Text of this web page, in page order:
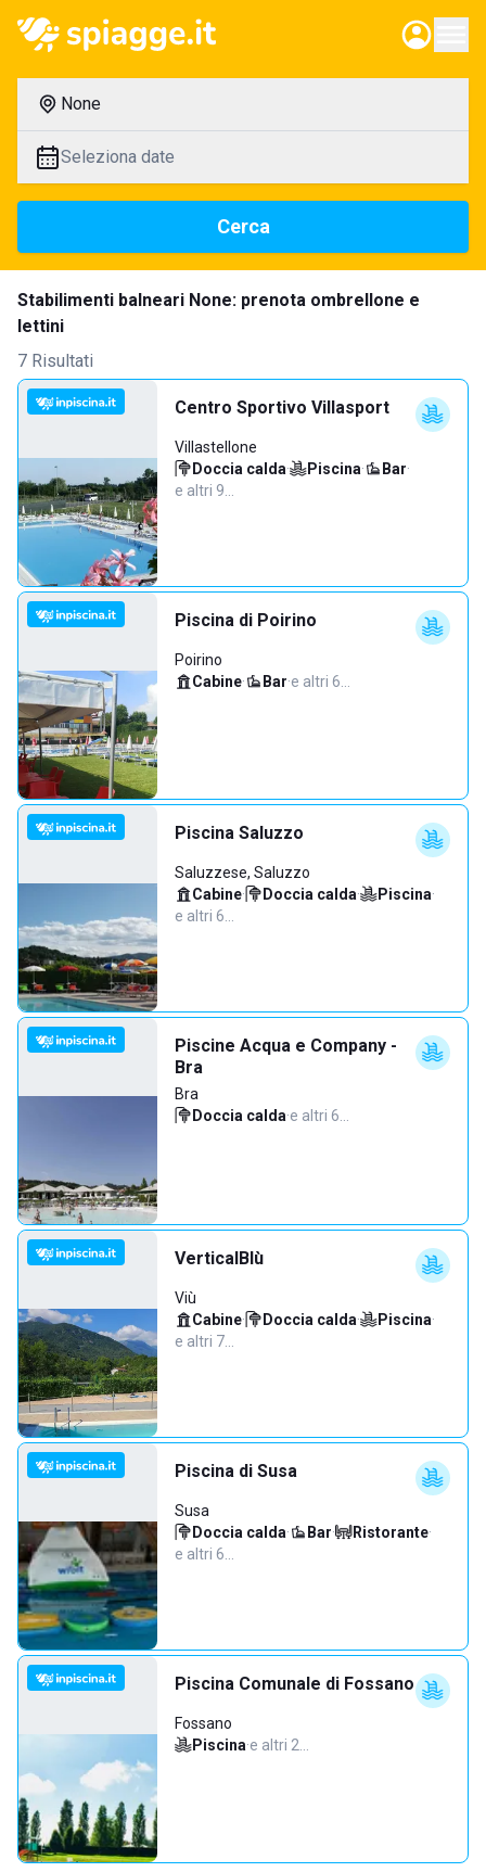
None
Seleziona date
Cerca
Stabilimenti balneari None: prenota ombrellone e
lettini
7 Risultati
Centro Sportivo Villasport
Villastellone
Doccia calda· Piscina· Bar·
e altri 9…
Piscina di Poirino
Poirino
Cabine· Bar·e altri 6…
Piscina Saluzzo
Saluzzese, Saluzzo
Cabine· Doccia calda· Piscina·
e altri 6…
Piscine Acqua e Company -
Bra
Bra
Doccia calda·e altri 6…
VerticalBlù
Viù
Cabine· Doccia calda· Piscina·
e altri 7…
Piscina di Susa
Susa
Doccia calda· Bar· Ristorante·
e altri 6…
Piscina Comunale di Fossano
Fossano
Piscina·e altri 2…